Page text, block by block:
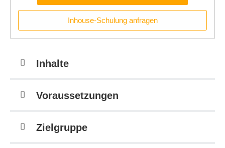
Inhouse-Schulung anfragen
Inhalte
Voraussetzungen
Zielgruppe